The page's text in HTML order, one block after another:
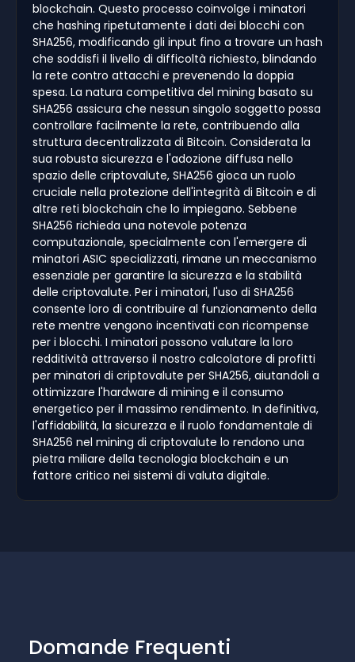
blockchain. Questo processo coinvolge i minatori
che hashing ripetutamente i dati dei blocchi con
SHA256, modificando gli input fino a trovare un hash
che soddisfi il livello di difficoltà richiesto, blindando
la rete contro attacchi e prevenendo la doppia
spesa. La natura competitiva del mining basato su
SHA256 assicura che nessun singolo soggetto possa
controllare facilmente la rete, contribuendo alla
struttura decentralizzata di Bitcoin. Considerata la
sua robusta sicurezza e l'adozione diffusa nello
spazio delle criptovalute, SHA256 gioca un ruolo
cruciale nella protezione dell'integrità di Bitcoin e di
altre reti blockchain che lo impiegano. Sebbene
SHA256 richieda una notevole potenza
computazionale, specialmente con l'emergere di
minatori ASIC specializzati, rimane un meccanismo
essenziale per garantire la sicurezza e la stabilità
delle criptovalute. Per i minatori, l'uso di SHA256
consente loro di contribuire al funzionamento della
rete mentre vengono incentivati con ricompense
per i blocchi. I minatori possono valutare la loro
redditività attraverso il nostro calcolatore di profitti
per minatori di criptovalute per SHA256, aiutandoli a
ottimizzare l'hardware di mining e il consumo
energetico per il massimo rendimento. In definitiva,
l'affidabilità, la sicurezza e il ruolo fondamentale di
SHA256 nel mining di criptovalute lo rendono una
pietra miliare della tecnologia blockchain e un
fattore critico nei sistemi di valuta digitale.
Domande Frequenti